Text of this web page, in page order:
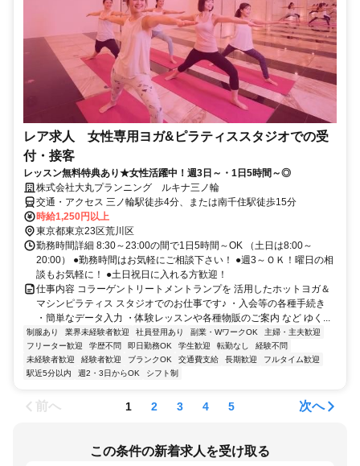
レア求人 女性専用ヨガ&ピラティススタジオでの受
付・接客
レッスン無料特典あり★女性活躍中！週3日～・1日5時間～◎
株式会社大丸プランニング ルキナ三ノ輪
交通・アクセス 三ノ輪駅徒歩4分、または南千住駅徒歩15分
時給1,250円以上
東京都東京23区荒川区
勤務時間詳細 8:30～23:00の間で1日5時間～OK （土日は8:00～
20:00） ●勤務時間はお気軽にご相談下さい！ ●週3～ＯＫ！曜日の相
談もお気軽に！ ●土日祝日に入れる方歓迎！
仕事内容 コラーゲントリートメントランプを 活用したホットヨガ＆
マシンピラティス スタジオでのお仕事です♪ ・入会等の各種手続き
・簡単なデータ入力 ・体験レッスンや各種物販のご案内 など ゆく...
制服あり 業界未経験者歓迎 社員登用あり 副業・WワークOK
主婦・主夫歓迎
フリーター歓迎
学歴不問 即日勤務OK 学生歓迎 転勤なし
経験不問
未経験者歓迎
経験者歓迎 ブランクOK 交通費支給 長期歓迎
フルタイム歓迎
駅近5分以内
週2・3日からOK シフト制
前へ 1 2 3 4 5 次へ
この条件の新着求人を受け取る